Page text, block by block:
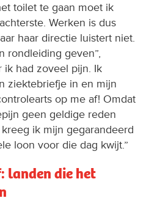
toilet te gaan moet ik
Werken is dus
haar directie luistert niet.
rondleiding geven”,
ik had zoveel pijn. Ik
ziektebriefje in en mijn
op me af! Omdat
geen geldige reden
ik mijn gegarandeerd
loon voor die dag kwijt.”
landen die het